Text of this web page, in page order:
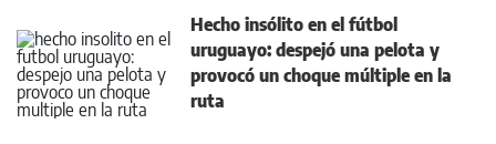
Hecho insólito en el fútbol
uruguayo: despejó una pelota y
provocó un choque múltiple en la
ruta